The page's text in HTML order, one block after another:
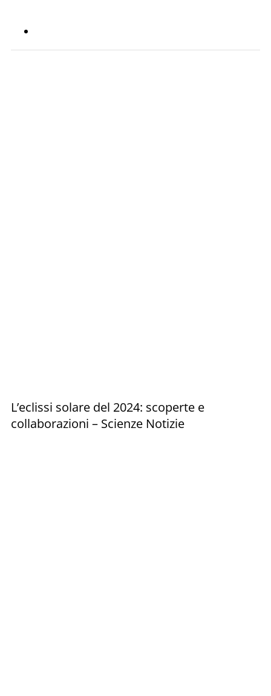
L’eclissi solare del 2024: scoperte e
collaborazioni – Scienze Notizie